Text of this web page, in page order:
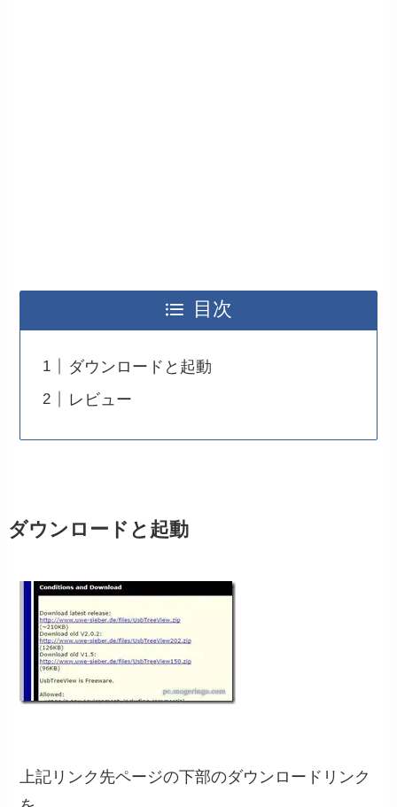
目次
ダウンロードと起動
レビュー
ダウンロードと起動
上記リンク先ページの下部のダウンロードリンク